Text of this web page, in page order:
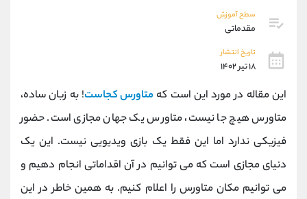
سطح آموزش
مقدماتی
تاریخ انتشار
۱۸ تیر ۱۴۰۲
این مقاله در مورد این است که متاورس کجاست! به زبان ساده،
متاورس هیچ جا نیست، متاورس یک جهان مجازی است. حضور
فیزیکی ندارد اما این فقط یک بازی ویدیویی نیست. این یک
دنیای مجازی است که می توانیم در آن اقداماتی انجام دهیم و
می توانیم مکان متاورس را اعلام کنیم. به همین خاطر در این
داخلی
اطلاعات تماس (دفتر فروش)
021-22021030
بدون پیش شماره 90001030
اینستاگرام @alireza.mehrabii
کانال تلگرام @alirezamehrabi_com